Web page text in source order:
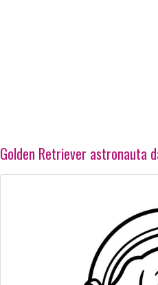
Golden Retriever astronauta